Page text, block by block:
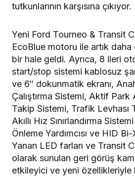
tutkunlarının karşısına çıkıyor.
Yeni Ford Tourneo & Transit
EcoBlue motoru ile artık
bir hale geldi. Ayrıca, 8 ileri
start/stop sistemi kablosuz
ve 6″ dokunmatik ekranı,
Çalıştırma Sistemi, Aktif Park
Takip Sistemi, Trafik Levhası
Akıllı Hız Sınırlandırma
Önleme Yardımcısı ve HID
Yanan LED farları ve Transit
olarak sunulan geri görüş
etkileyici ve yeni